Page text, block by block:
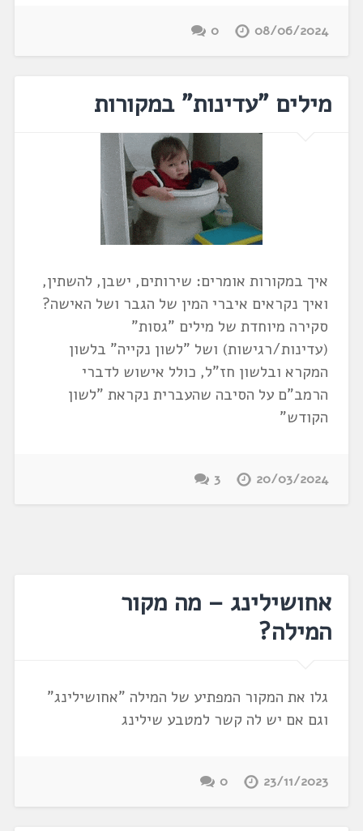
08/06/2024
0
מילים "עדינות" במקורות
איך במקורות אומרים: שירותים, ישבן, להשתין,
ואיך נקראים איברי המין של הגבר ושל האישה?
סקירה מיוחדת של מילים "גסות"
(עדינות/רגישות) ושל "לשון נקייה" בלשון
המקרא ובלשון חז"ל, כולל אישוש לדברי
הרמב"ם על הסיבה שהעברית נקראת "לשון
הקודש"
20/03/2024
3
אחושילינג – מה מקור
המילה?
גלו את המקור המפתיע של המילה "אחושילינג"
וגם אם יש לה קשר למטבע שילינג
23/11/2023
0